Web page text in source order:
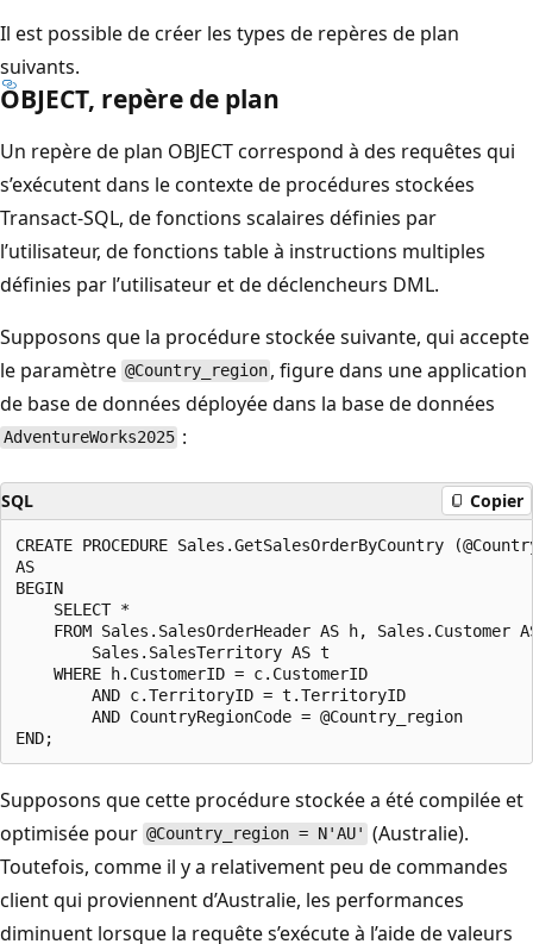
Il est possible de créer les types de repères de plan
suivants.
OBJECT, repère de plan
Un repère de plan OBJECT correspond à des requêtes qui
s’exécutent dans le contexte de procédures stockées
Transact-SQL, de fonctions scalaires définies par
l’utilisateur, de fonctions table à instructions multiples
définies par l’utilisateur et de déclencheurs DML.
Supposons que la procédure stockée suivante, qui accepte
le paramètre @Country_region , figure dans une application
de base de données déployée dans la base de données
AdventureWorks2025 :
SQL Copier
CREATE PROCEDURE Sales.GetSalesOrderByCountry
AS
BEGIN
    SELECT *
FROM Sales.SalesOrderHeader AS h,
        Sales.SalesTerritory AS t
    WHERE h.CustomerID = c.CustomerID
        AND c.TerritoryID = t.TerritoryID
        AND CountryRegionCode = @Country_region
Supposons que cette procédure stockée a été compilée et
optimisée pour @Country_region = N'AU' (Australie).
Toutefois, comme il y a relativement peu de commandes
client qui proviennent d’Australie, les performances
diminuent lorsque la requête s’exécute à l’aide de valeurs